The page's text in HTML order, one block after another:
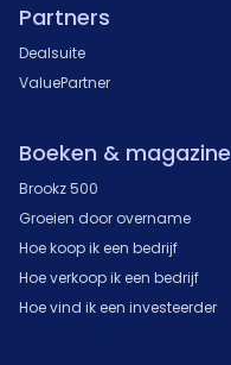
Partners
Dealsuite
ValuePartner
Boeken & magazine
Brookz 500
Groeien door overname
Hoe koop ik een bedrijf
Hoe verkoop ik een bedrijf
Hoe vind ik een investeerder